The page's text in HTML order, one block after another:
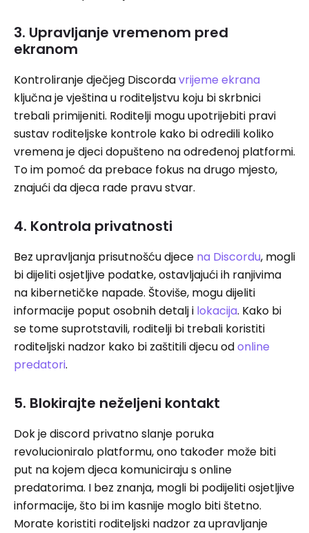
3. Upravljanje vremenom pred
ekranom
Kontroliranje dječjeg Discordavrijeme ekrana
ključna je vještina u roditeljstvu koju bi skrbnici
trebali primijeniti. Roditelji mogu upotrijebiti pravi
sustav roditeljske kontrole kako bi odredili koliko
vremena je djeci dopušteno na određenoj platformi.
To im pomoć da prebace fokus na drugo mjesto,
znajući da djeca rade pravu stvar.
4. Kontrola privatnosti
Bez upravljanja prisutnošću djece na Discordu, mogli
bi dijeliti osjetljive podatke, ostavljajući ih ranjivima
na kibernetičke napade. Štoviše, mogu dijeliti
informacije poput osobnih detalj i lokacija. Kako bi
se tome suprotstavili, roditelji bi trebali koristiti
roditeljski nadzor kako bi zaštitili djecu odonline
predatori.
5. Blokirajte neželjeni kontakt
Dok je discord privatno slanje poruka
revolucioniralo platformu, ono također može biti
put na kojem djeca komuniciraju s online
predatorima. I bez znanja, mogli bi podijeliti osjetljive
informacije, što bi im kasnije moglo biti štetno.
Morate koristiti roditeljski nadzor za upravljanje